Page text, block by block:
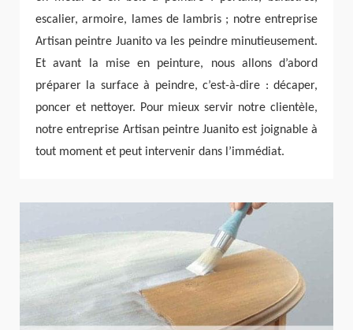
escalier, armoire, lames de lambris ; notre entreprise
Artisan peintre Juanito va les peindre minutieusement.
Et avant la mise en peinture, nous allons d’abord
préparer la surface à peindre, c’est-à-dire : décaper,
poncer et nettoyer. Pour mieux servir notre clientèle,
notre entreprise Artisan peintre Juanito est joignable à
tout moment et peut intervenir dans l’immédiat.